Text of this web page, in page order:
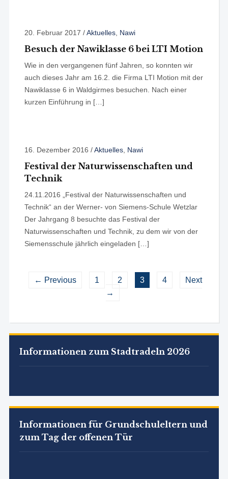
20. Februar 2017 /Aktuelles, Nawi
Besuch der Nawiklasse 6 bei LTI Motion
Wie in den vergangenen fünf Jahren, so konnten wir
auch dieses Jahr am 16.2. die Firma LTI Motion mit der
Nawiklasse 6 in Waldgirmes besuchen. Nach einer
kurzen Einführung in […]
16. Dezember 2016 /Aktuelles, Nawi
Festival der Naturwissenschaften und
Technik
24.11.2016 „Festival der Naturwissenschaften und
Technik“ an der Werner- von Siemens-Schule Wetzlar
Der Jahrgang 8 besuchte das Festival der
Naturwissenschaften und Technik, zu dem wir von der
Siemensschule jährlich eingeladen […]
← Previous 1 2 3 4
Next
→
Informationen zum Stadtradeln 2026
Informationen für Grundschuleltern und
zum Tag der offenen Tür